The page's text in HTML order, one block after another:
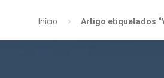
Início Artigo etiquetados